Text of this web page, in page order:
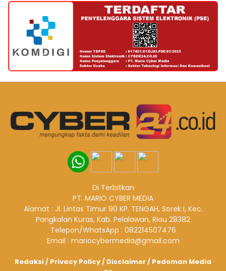
Di Terbitkan
PT. MARIO CYBER MEDIA
Alamat : Jl. Lintas Timur 90 KP. TENGAH, Sorek I, Kec.
Pangkalan Kuras, Kab. Pelalawan, Riau 28382
Telepon/WhatsApp : 082214507476
Email : mariocybermedia@gmail.com
Redaksi/ Privacy Policy/ Disclaimer/ Pedoman Media